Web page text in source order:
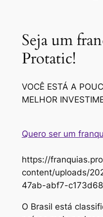
Seja um
Protatic!
VOCÊ ESTÁ A
MELHOR
Quero ser um
https://
content/uploads/
47ab-abf7-
O Brasil está